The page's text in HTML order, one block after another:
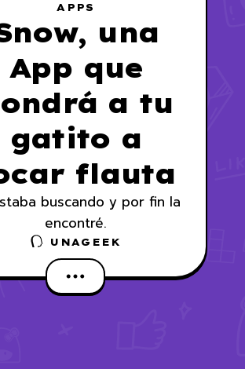
APPS
una
App que
a tu
gatito a
flauta
buscando y por fin la
encontré.
UNAGEEK